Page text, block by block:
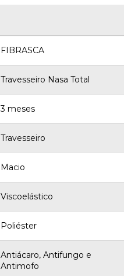
FIBRASCA
Travesseiro Nasa Total
3 meses
Travesseiro
Macio
Viscoelástico
Poliéster
Antiácaro, Antifungo e
Antimofo